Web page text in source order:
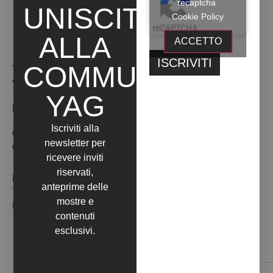
geometrica secondo la propria ricerca artistica.
YAG Garage
Via Caravaggio, 125 - 65125 Pescara
Inaugurazione: ore:
dal
Gennaio 2019 al
visita su appuntamento
Tel:
Mail: info@yag-garage.it
UNISCITI
ALLA
COMMUNITY
YAG
Iscriviti alla
newsletter per
ricevere inviti
riservati,
anteprime delle
mostre e
contenuti
esclusivi.
recaptcha
Cookie Policy
ACCETTO